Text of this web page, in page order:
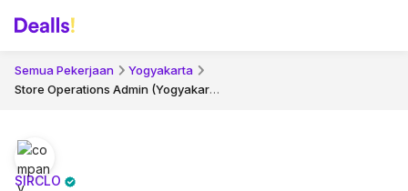
Semua Pekerjaan Yogyakarta
Store Operations Admin (Yogyakarta)
SIRCLO